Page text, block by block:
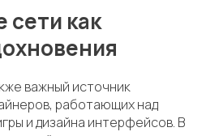
как
важный источник
работающих над
и дизайна интерфейсов. В